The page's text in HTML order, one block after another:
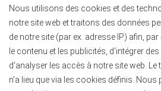
Nous utilisons des cookies et des
notre site web et traitons des données
de notre site (par ex. adresse IP) afin,
le contenu et les publicités, d'intégrer
d'analyser les accès à notre site web. Le
n'a lieu que via les cookies définis.
Informations de contact
E-mail :contact@profiles-alu-led.fr
Paiement et livraison